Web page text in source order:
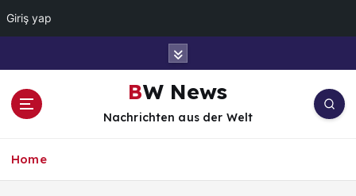
Giriş yap
BW News
Nachrichten aus der Welt
Home